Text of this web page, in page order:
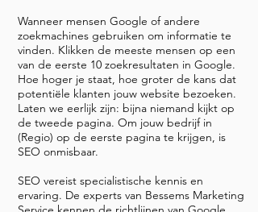
Wanneer mensen Google of andere
zoekmachines gebruiken om informatie te
vinden. Klikken de meeste mensen op een
van de eerste 10 zoekresultaten in Google.
Hoe hoger je staat, hoe groter de kans dat
potentiële klanten jouw website bezoeken.
Laten we eerlijk zijn: bijna niemand kijkt op
de tweede pagina. Om jouw bedrijf in
(Regio) op de eerste pagina te krijgen, is
SEO onmisbaar.
SEO vereist specialistische kennis en
ervaring. De experts van Bessems Marketing